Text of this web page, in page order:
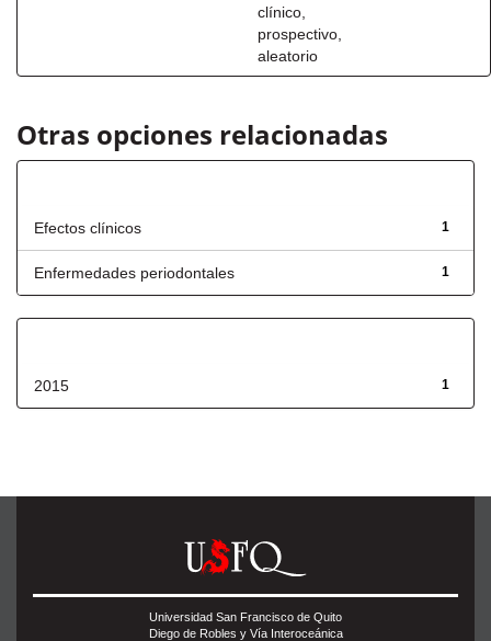
clínico,
prospectivo,
aleatorio
Otras opciones relacionadas
1
Efectos clínicos
1
Enfermedades periodontales
1
2015
Universidad San Francisco de Quito
Diego de Robles y Vía Interoceánica